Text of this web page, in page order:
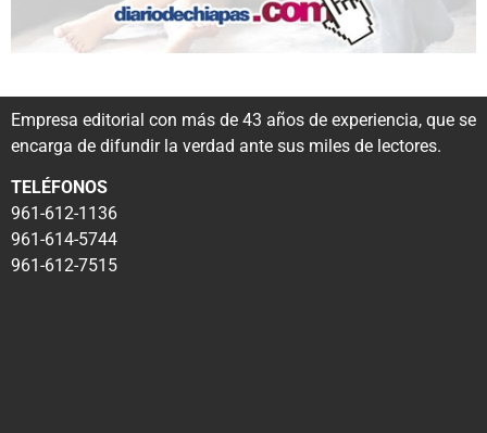
Empresa editorial con más de 43 años de experiencia, que se
encarga de difundir la verdad ante sus miles de lectores.
TELÉFONOS
961-612-1136
961-614-5744
961-612-7515